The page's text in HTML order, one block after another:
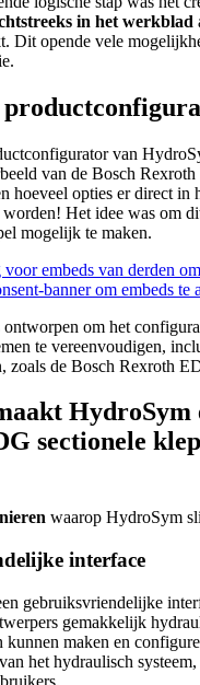
in het werkblad
Dit opende vele
van
van de Bosch
hoeveel opties er direct in
worden! Het idee was om
mogelijk te maken.
embeds van derden
banner om embeds te
om het
te vereenvoudigen,
zoals de Bosch Rexroth
HydroSym
sectionele
waarop HydroSym
interface
gebruiksvriendelijke
gemakkelijk
kunnen maken en
het hydraulisch